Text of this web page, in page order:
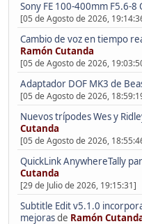
Sony FE 100-400mm F5.6-8
[05 de Agosto de 2026,
Cambio de voz en tiempo
Ramón Cutanda
[05 de Agosto de 2026,
Adaptador DOF MK3 de
[05 de Agosto de 2026,
Nuevos trípodes Wes y
Cutanda
[05 de Agosto de 2026,
QuickLink AnywhereTally
Cutanda
[29 de Julio de 2026, 19:15:31]
Subtitle Edit v5.1.0
mejorasde Ramón